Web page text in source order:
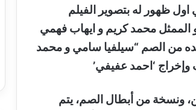
ظهور له بتصوير الفيلم
الممثل محمد كريم و ايهاب فهمي
من الصم “سيلفيا سامي و محمد
‘احمد عفيفي’
ونسخة من أبطال الصم، يتم
يكتب
ميلاد
جديدمصطفى كامل سيف الدين …. يكتب
ميلاد جديد